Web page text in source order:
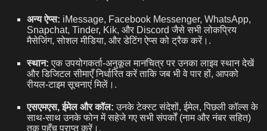
अन्य ऐप्स: iMessage, Facebook Messenger, WhatsApp,
Snapchat, Tinder, Kik, और Discord जैसे सभी लोकप्रिय
मैसेजिंग, सोशल मीडिया, और डेटिंग ऐप्स को ट्रैक करें।.
स्थान: एक उपयोगकर्ता-अनुकूल मानचित्र पर उनका लाइव स्थान देखें
और डिजिटल सीमाएँ निर्धारित करें ताकि जब भी वे पार हों, आपको
रीयल-टाइम सूचनाएं मिलें।.
एसएमएस, ईमेल और कॉल: उनके टेक्स्ट संदेशों, ईमेल, पिछली कॉल्स के
साथ-साथ उनके फोन में सहेजे गए सभी संपर्कों (नाम और नंबर सहित)
तक पहुँच प्राप्त करें।.